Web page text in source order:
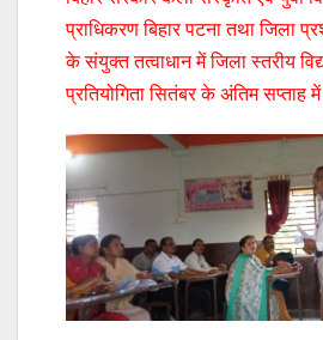
प्राधिकरण बिहार पटना तथा जिला
के संयुक्त तत्वाधान में जिला स्तरीय
प्रतियोगिता सितंबर के अंतिम सप्ताह